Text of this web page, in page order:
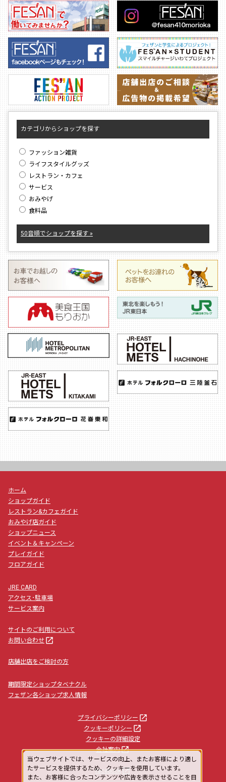
カテゴリからショップを探す
ファッション雑貨
ライフスタイルグッズ
レストラン・カフェ
サービス
おみやげ
食料品
50音順でショップを探す »
ホーム
ショップガイド
レストラン&カフェガイド
おみやげ店ガイド
ショップニュース
イベント＆キャンペーン
プレイガイド
フロアガイド
JRE CARD
アクセス･駐車場
サービス案内
サイトのご利用について
お問い合わせ launch
店舗出店をご検討の方
期間限定ショップタベナクル
フェザン各ショップ求人情報
プライバシーポリシー launch
クッキーポリシー launch
クッキーの詳細設定
会社案内launch
facebooklaunch
当ウェブサイトでは、サービスの向上、またお客様により適し
たサービスを提供するため、クッキーを使用しています。
また、お客様に合ったコンテンツや広告を表示させることを目